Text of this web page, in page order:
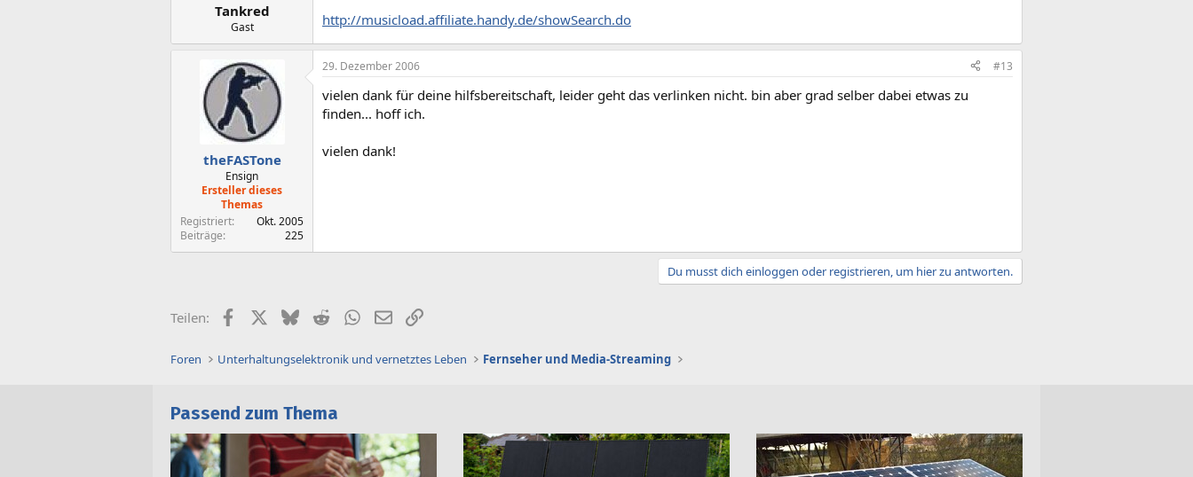
Tankred
Gast http://musicload.affiliate.handy.de/showSearch.do
theFASTone
Ensign
Ersteller dieses
Themas
Registriert
Okt. 2005
Beiträge
225
29. Dezember 2006 #13
vielen dank für deine hilfsbereitschaft, leider geht das verlinken nicht. bin aber grad selber dabei etwas zu
finden... hoff ich.
vielen dank!
Du musst dich einloggen oder registrieren, um hier zu antworten.
Teilen: FacebookX (Twitter)
BlueskyRedditWhatsApp
E-MailLink
Foren Unterhaltungselektronik und vernetztes Leben Fernseher und Media-Streaming
Passend zum Thema